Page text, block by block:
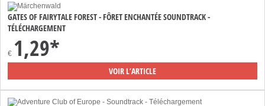
GATES OF FAIRYTALE FOREST - FÔRET ENCHANTÉE SOUNDTRACK -
TÉLÉCHARGEMENT
€ 1,29*
VOIR L’ARTICLE